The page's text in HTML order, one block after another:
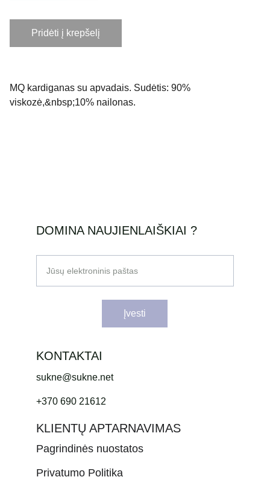
Pridėti į krepšelį
MQ kardiganas su apvadais. Sudėtis: 90%
viskozė,&nbsp;10% nailonas.
KONTAKTAI
Įvesti
sukne@sukne.net
DOMINA NAUJIENLAIŠKIAI ?
+370 690 21612
KLIENTŲ APTARNAVIMAS
Pagrindinės nuostatos
Privatumo Politika